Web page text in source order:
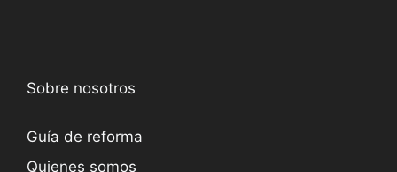
Sobre nosotros
Guía de reforma
Quienes somos